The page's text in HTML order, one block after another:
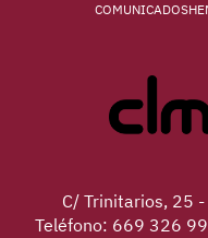
COMUNICADOS
C/ Trinitarios, 25
Teléfono: 669 326